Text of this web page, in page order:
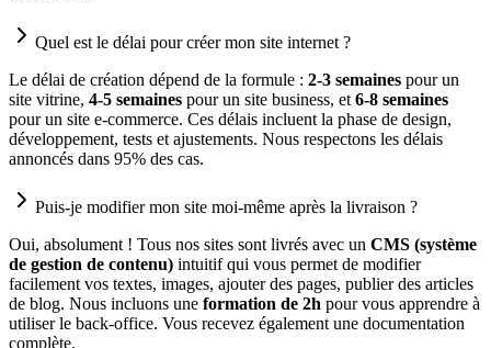
Quel est le délai pour créer mon site internet ?
Le délai de création dépend de la formule : 2-3 semaines pour un
site vitrine, 4-5 semaines pour un site business, et 6-8 semaines
pour un site e-commerce. Ces délais incluent la phase de design,
développement, tests et ajustements. Nous respectons les délais
annoncés dans 95% des cas.
Puis-je modifier mon site moi-même après la livraison ?
Oui, absolument ! Tous nos sites sont livrés avec un CMS (système
de gestion de contenu) intuitif qui vous permet de modifier
facilement vos textes, images, ajouter des pages, publier des articles
de blog. Nous incluons une formation de 2h pour vous apprendre à
utiliser le back-office. Vous recevez également une documentation
complète.